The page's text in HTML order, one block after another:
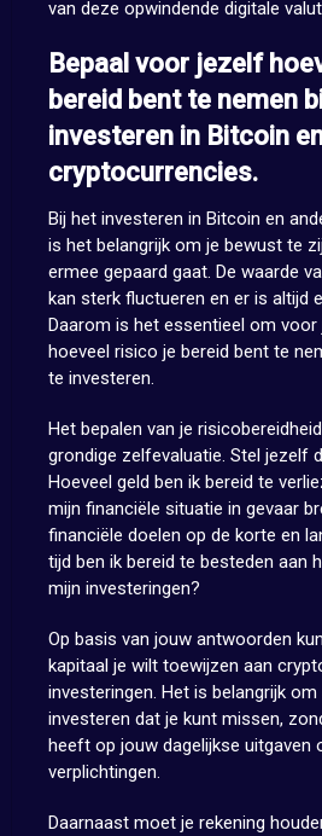
van deze opwindende digitale
Bepaal voor jezelf
bereid bent te nemen
investeren in Bitcoin
cryptocurrencies.
Bij het investeren in Bitcoin en
is het belangrijk om je bewust te
ermee gepaard gaat. De waarde
kan sterk fluctueren en er is altijd
Daarom is het essentieel om voor
hoeveel risico je bereid bent te
te investeren.
Het bepalen van je
grondige zelfevaluatie. Stel jezelf
Hoeveel geld ben ik bereid te
mijn financiële situatie in gevaar
financiële doelen op de korte en
tijd ben ik bereid te besteden aan
mijn investeringen?
Op basis van jouw antwoorden
kapitaal je wilt toewijzen aan
investeringen. Het is belangrijk om
investeren dat je kunt missen,
heeft op jouw dagelijkse uitgaven
verplichtingen.
Daarnaast moet je rekening